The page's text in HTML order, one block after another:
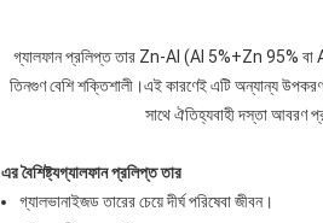
গ্যালফান প্রলিপ্ত তার Zn-Al (Al 5%+Zn 95% বা Al
তিনগুণ বেশি শক্তিশালী।এই কারণেই এটি অন্যান্য উপকরণ
সাথে ঐতিহ্যবাহী দস্তা আবরণ
এর বৈশিষ্ট্যগ্যালফান প্রলিপ্ত তার
গ্যালভানাইজড তারের চেয়ে দীর্ঘ পরিষেবা জীবন।